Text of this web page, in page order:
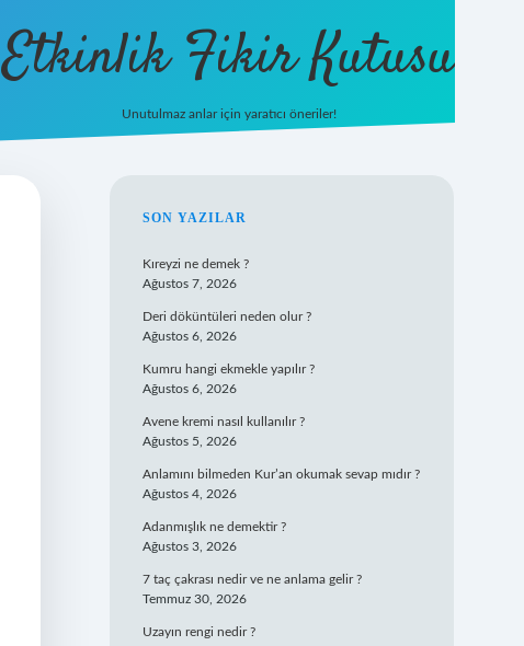
Etkinlik Fikir Kutusu
Unutulmaz anlar için yaratıcı öneriler!
SIDEBAR
SON YAZILAR
Kıreyzi ne demek ?
Ağustos 7, 2026
Deri döküntüleri neden olur ?
Ağustos 6, 2026
Kumru hangi ekmekle yapılır ?
Ağustos 6, 2026
Avene kremi nasıl kullanılır ?
Ağustos 5, 2026
Anlamını bilmeden Kur’an okumak sevap mıdır ?
Ağustos 4, 2026
Adanmışlık ne demektir ?
Ağustos 3, 2026
7 taç çakrası nedir ve ne anlama gelir ?
Temmuz 30, 2026
Uzayın rengi nedir ?